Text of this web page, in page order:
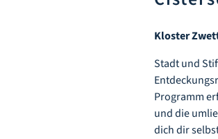
Kloster
Stadt und
Programm
und die
dich dir